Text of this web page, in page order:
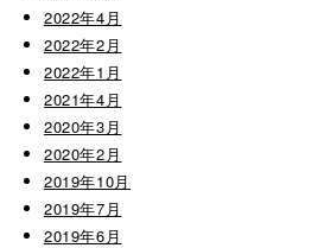
2022年4月
2022年2月
2022年1月
2021年4月
2020年3月
2020年2月
2019年10月
2019年7月
2019年6月